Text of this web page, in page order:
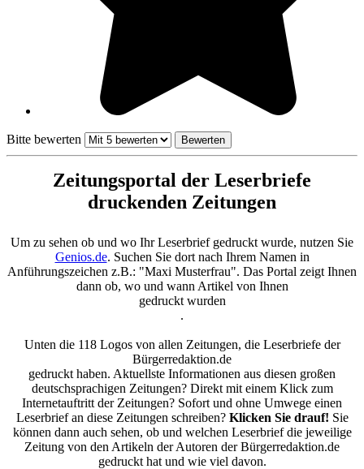
Bitte bewerten
Zeitungsportal der Leserbriefe
druckenden Zeitungen
Um zu sehen ob und wo Ihr Leserbrief gedruckt wurde, nutzen Sie
Genios.de. Suchen Sie dort nach Ihrem Namen in
Anführungszeichen z.B.: "Maxi Musterfrau". Das Portal zeigt Ihnen
dann ob, wo und wann Artikel von Ihnen
gedruckt wurden
.
Unten die 118 Logos von allen Zeitungen, die Leserbriefe der
Bürgerredaktion.de
gedruckt haben. Aktuellste Informationen aus diesen großen
deutschsprachigen Zeitungen? Direkt mit einem Klick zum
Internetauftritt der Zeitungen? Sofort und ohne Umwege einen
Leserbrief an diese Zeitungen schreiben? Klicken Sie drauf! Sie
können dann auch sehen, ob und welchen Leserbrief die jeweilige
Zeitung von den Artikeln der Autoren der Bürgerredaktion.de
gedruckt hat und wie viel davon.